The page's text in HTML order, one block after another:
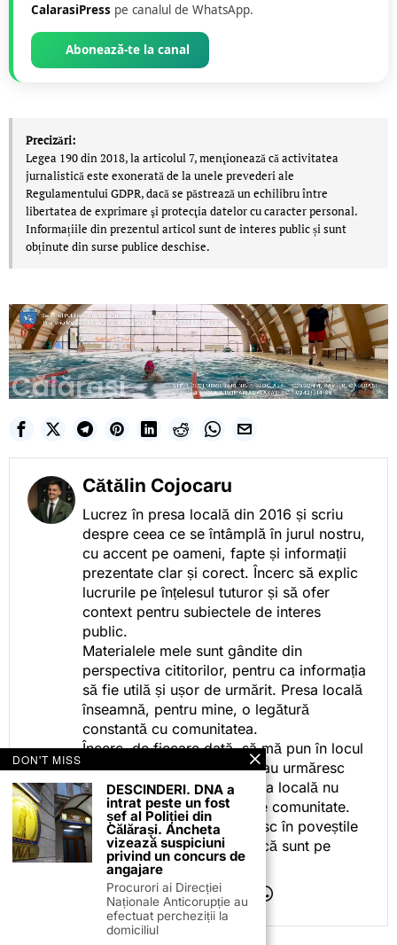
CalarasiPress pe canalul de WhatsApp.
Abonează-te la canal
Precizări:
Legea 190 din 2018, la articolul 7, menţionează că activitatea
jurnalistică este exonerată de la unele prevederi ale
Regulamentului GDPR, dacă se păstrează un echilibru între
libertatea de exprimare şi protecţia datelor cu caracter personal.
Informațiile din prezentul articol sunt de interes public și sunt
obținute din surse publice deschise.
Cătălin Cojocaru
Lucrez în presa locală din 2016 și scriu
despre ceea ce se întâmplă în jurul nostru,
cu accent pe oameni, fapte și informații
prezentate clar și corect. Încerc să explic
lucrurile pe înțelesul tuturor și să ofer
context pentru subiectele de interes
public.
Materialele mele sunt gândite din
perspectiva cititorilor, pentru ca informația
să fie utilă și ușor de urmărit. Presa locală
înseamnă, pentru mine, o legătură
constantă cu comunitatea.
Încerc, de fiecare dată, să mă pun în locul
celor care citesc, privesc sau urmăresc
ceea ce fac. Pentru că presa locală nu
este despre mine, ci despre comunitate.
Iar dacă oamenii se regăsesc în poveștile
pe care le spun, înseamnă că sunt pe
drumul bun.
DON'T MISS
DESCINDERI. DNA a
intrat peste un fost
șef al Poliției din
Călărași. Ancheta
vizează suspiciuni
privind un concurs de
angajare
Procurori ai Direcției
Naționale Anticorupție au
efectuat percheziții la
domiciliul